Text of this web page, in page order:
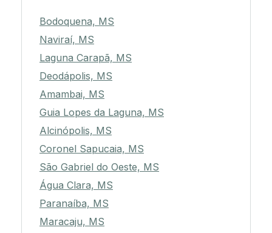
Bodoquena, MS
Naviraí, MS
Laguna Carapã, MS
Deodápolis, MS
Amambai, MS
Guia Lopes da Laguna, MS
Alcinópolis, MS
Coronel Sapucaia, MS
São Gabriel do Oeste, MS
Água Clara, MS
Paranaíba, MS
Maracaju, MS